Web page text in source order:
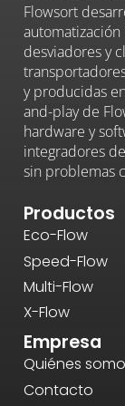
Flowsort
desviadores y
y producidas
and-play de
hardware y
integradores
sin problemas
Productos
Eco-Flow
Speed-Flow
Multi-Flow
X-Flow
Empresa
Quiénes
Contacto